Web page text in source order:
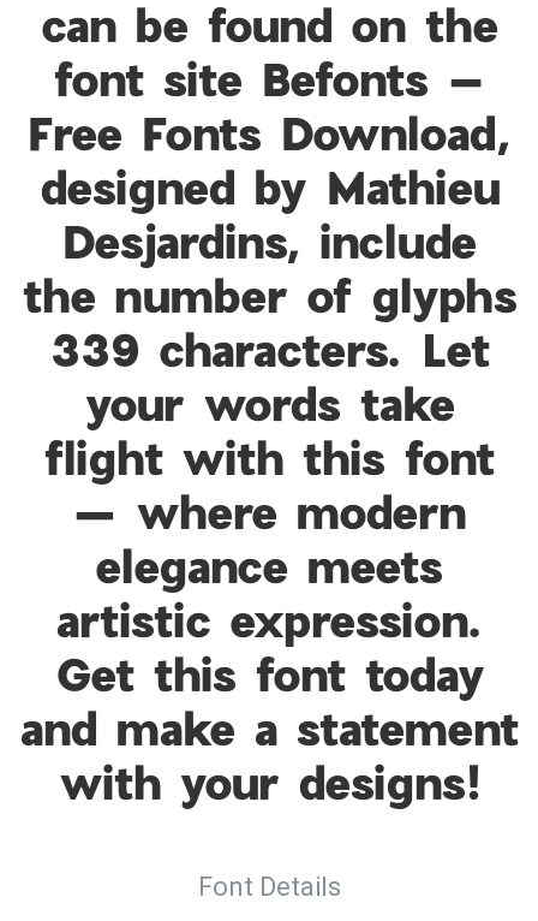
can be found on the
font site Befonts –
Free Fonts Download,
designed by Mathieu
Desjardins, include
the number of glyphs
339 characters. Let
your words take
flight with this font
— where modern
elegance meets
artistic expression.
Get this font today
and make a statement
with your designs!
Font Details